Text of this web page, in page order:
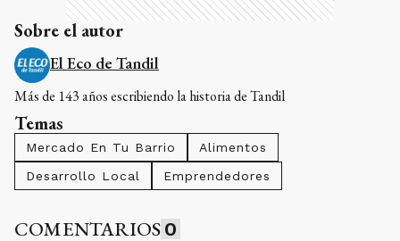
Sobre el autor
El Eco de Tandil
Más de 143 años escribiendo la historia de Tandil
Temas
Mercado En Tu Barrio
Alimentos
Desarrollo Local
Emprendedores
COMENTARIOS 0